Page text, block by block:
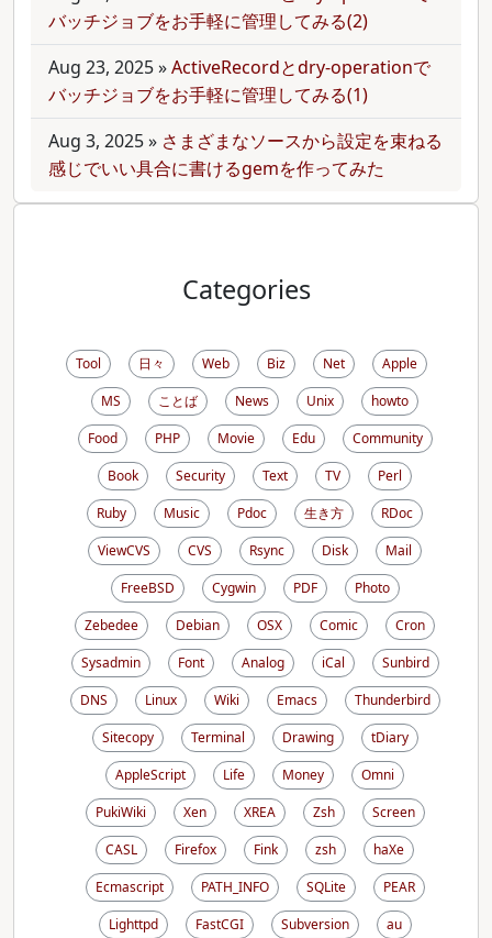
バッチジョブをお手軽に管理してみる(2)
Aug 23, 2025»ActiveRecordとdry-operationで
バッチジョブをお手軽に管理してみる(1)
Aug 3, 2025» さまざまなソースから設定を束ねる
感じでいい具合に書けるgemを作ってみた
Categories
Tool 日々 Web Biz Net
Apple
MS
ことば News Unix
howto
Food
PHP Movie Edu
Community
Book
Security Text TV
Perl
Ruby
Music Pdoc 生き方
RDoc
ViewCVS
CVS Rsync Disk
Mail
FreeBSD
Cygwin PDF
Photo
Zebedee
Debian OSX Comic
Cron
Sysadmin
Font Analog iCal
Sunbird
DNS
Linux Wiki Emacs
Thunderbird
Sitecopy
Terminal Drawing
tDiary
AppleScript
Life Money
Omni
PukiWiki
Xen XREA Zsh
Screen
CASL
Firefox Fink zsh
haXe
Ecmascript
PATH_INFO SQLite
PEAR
Lighttpd
FastCGI Subversion
au